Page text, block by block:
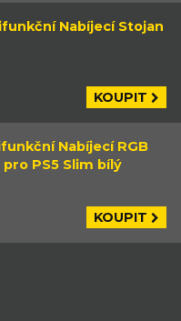
Nabíjecí Stojan
KOUPIT
Nabíjecí RGB
PS5 Slim bílý
KOUPIT